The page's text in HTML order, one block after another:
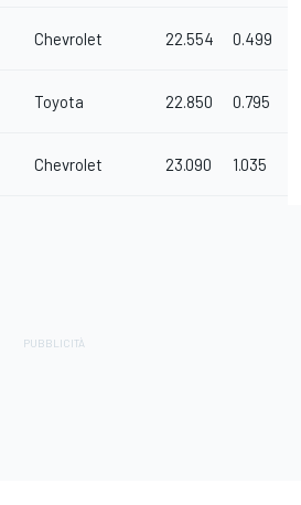
Chevrolet 22.554 0.499
Toyota 22.850 0.795
Chevrolet 23.090 1.035